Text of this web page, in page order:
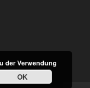
der Verwendung
OK